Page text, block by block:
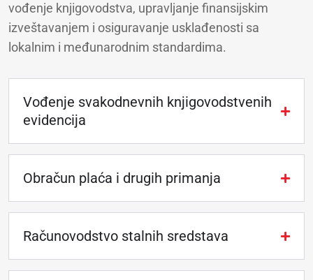
vođenje knjigovodstva, upravljanje finansijskim
izveštavanjem i osiguravanje usklađenosti sa
lokalnim i međunarodnim standardima.
Vođenje svakodnevnih knjigovodstvenih
evidencija
Obračun plaća i drugih primanja
Računovodstvo stalnih sredstava